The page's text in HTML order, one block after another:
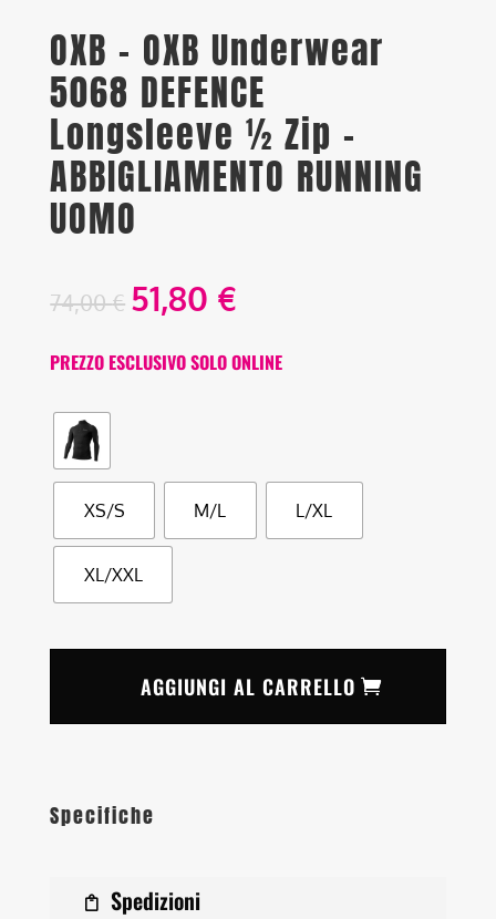
OXB – OXB Underwear
5068 DEFENCE
Longsleeve ½ Zip –
ABBIGLIAMENTO RUNNING
UOMO
74,00€ 51,80 €
PREZZO ESCLUSIVO SOLO ONLINE
XS/S M/L L/XL
XL/XXL
AGGIUNGI AL CARRELLO
Specifiche
Spedizioni